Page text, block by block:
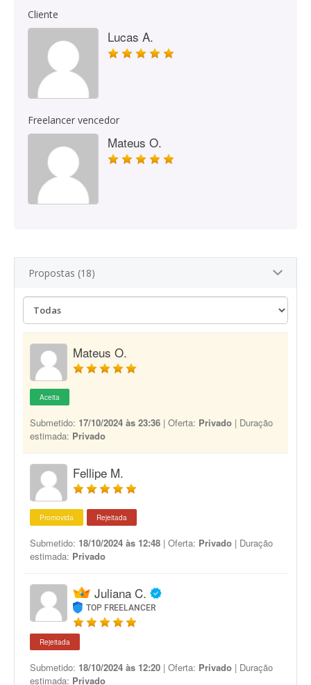
Cliente
Lucas A.
Freelancer vencedor
Mateus O.
Propostas (18)
Mateus O.
Aceita
Submetido: 17/10/2024 às 23:36 | Oferta: Privado | Duração
estimada: Privado
Fellipe M.
Promovida Rejeitada
Submetido: 18/10/2024 às 12:48 | Oferta: Privado | Duração
estimada: Privado
Juliana C.
TOP FREELANCER
Rejeitada
Submetido: 18/10/2024 às 12:20 | Oferta: Privado | Duração
estimada: Privado